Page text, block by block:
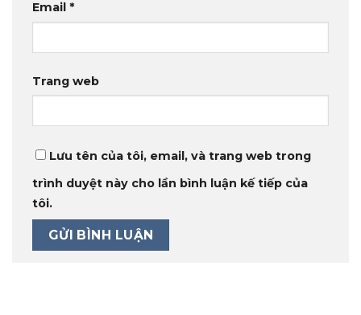
Email *
Trang web
Lưu tên của tôi, email, và trang web trong
trình duyệt này cho lần bình luận kế tiếp của
tôi.